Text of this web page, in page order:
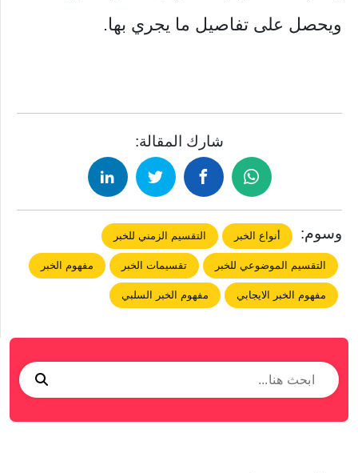
ويحصل على تفاصيل ما يجري بها.
شارك المقالة:
وسوم: أنواع الخبر التقسيم الزمني للخبر
التقسيم الموضوعي للخبر تقسيمات الخبر مفهوم الخبر
مفهوم الخبر الايجابي مفهوم الخبر السلبي